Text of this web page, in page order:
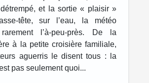
idéalet la sortie « plaisir »
tête, sur l’eau, la météo
l’à-peu-près. De la
à la petite croisière familiale,
aguerris le disent tous : la
pas seulement quoi...